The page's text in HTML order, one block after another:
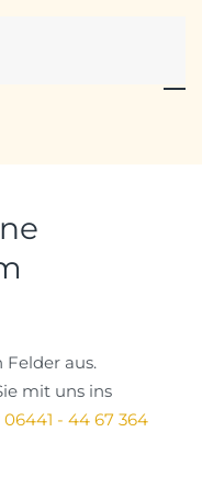
aus.
mit uns ins
06441 - 44 67 364